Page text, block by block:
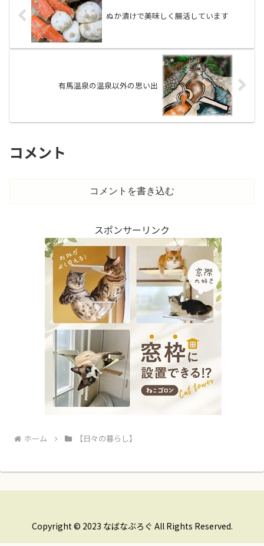
ぬか漬けで美味しく腸活しています
有馬温泉の温泉以外の思い出
コメント
コメントを書き込む
スポンサーリンク
ホーム 【日々の暮らし】
Copyright © 2023 なばなぶろぐ All Rights Reserved.